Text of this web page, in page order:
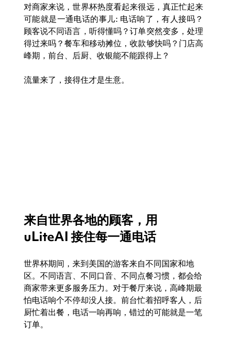
对商家来说，世界杯热度看起来很远，真正忙起来
可能就是一通电话的事儿: 电话响了，有人接吗？
顾客说不同语言，听得懂吗？订单突然变多，处理
得过来吗？餐车和移动摊位，收款够快吗？门店高
峰期，前台、后厨、收银能不能跟得上？
流量来了，接得住才是生意。
来自世界各地的顾客，用
uLiteAI 接住每一通电话
世界杯期间，来到美国的游客来自不同国家和地
区。不同语言、不同口音、不同点餐习惯，都会给
商家带来更多服务压力。对于餐厅来说，高峰期最
怕电话响个不停却没人接。前台忙着招呼客人，后
厨忙着出餐，电话一响再响，错过的可能就是一笔
订单。